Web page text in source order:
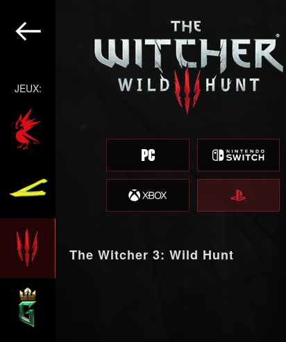
JEUX:
The Witcher 3: Wild Hunt